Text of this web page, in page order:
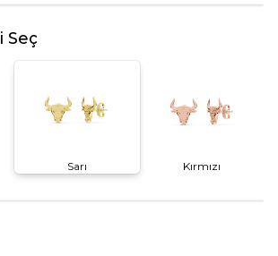
Seç
Sarı Kırmızı